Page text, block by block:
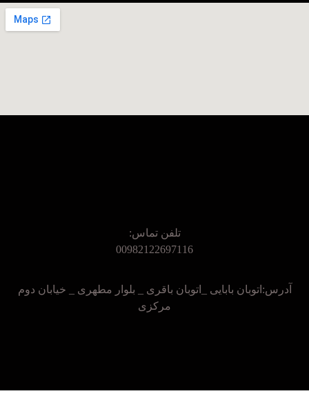
تلفن تماس:
00982122697116
آدرس:اتوبان بابایی _اتوبان باقری _ بلوار مطهری _ خیابان دوم
مرکزی